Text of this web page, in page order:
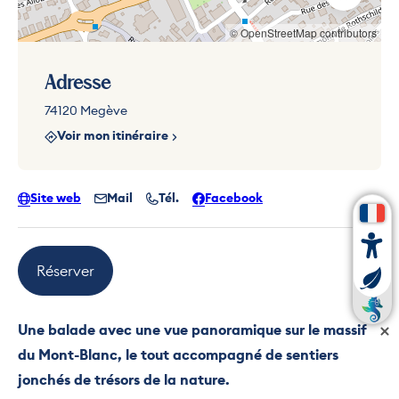
Une balade avec une vue panoramique sur le massif
du Mont-Blanc, le tout accompagné de sentiers
jonchés de trésors de la nature.
© OpenStreetMap contributors
Adresse
74120 Megève
Voir mon itinéraire
Site web Mail Tél. Facebook
Réserver